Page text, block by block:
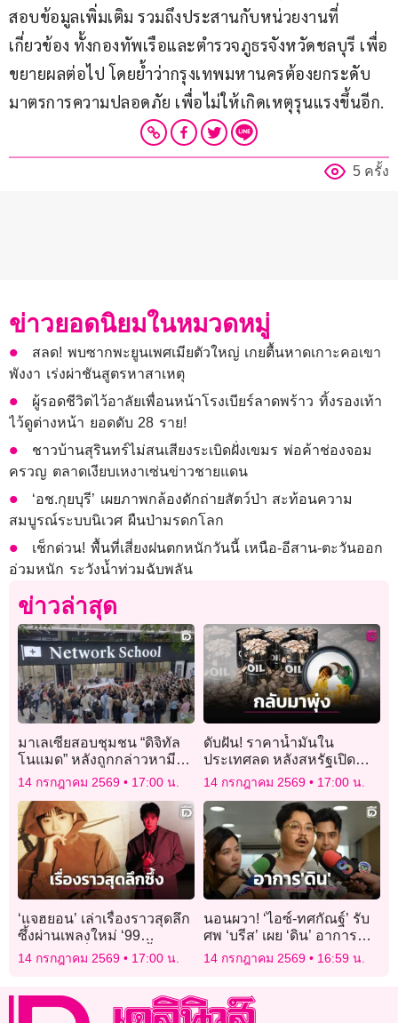
สอบข้อมูลเพิ่มเติม รวมถึงประสานกับหน่วยงานที่
เกี่ยวข้อง ทั้งกองทัพเรือและตำรวจภูธรจังหวัดชลบุรี เพื่อ
ขยายผลต่อไป โดยย้ำว่ากรุงเทพมหานครต้องยกระดับ
มาตรการความปลอดภัย เพื่อไม่ให้เกิดเหตุรุนแรงขึ้นอีก.
5 ครั้ง
ข่าวยอดนิยมในหมวดหมู่
สลด! พบซากพะยูนเพศเมียตัวใหญ่ เกยตื้นหาดเกาะคอเขา
พังงา เร่งผ่าชันสูตรหาสาเหตุ
ผู้รอดชีวิตไว้อาลัยเพื่อนหน้าโรงเบียร์ลาดพร้าว ทิ้งรองเท้า
ไว้ดูต่างหน้า ยอดดับ 28 ราย!
ชาวบ้านสุรินทร์ไม่สนเสียงระเบิดฝั่งเขมร พ่อค้าช่องจอม
ครวญ ตลาดเงียบเหงาเซ่นข่าวชายแดน
‘อช.กุยบุรี’ เผยภาพกล้องดักถ่ายสัตว์ป่า สะท้อนความ
สมบูรณ์ระบบนิเวศ ผืนป่ามรดกโลก
เช็กด่วน! พื้นที่เสี่ยงฝนตกหนักวันนี้ เหนือ-อีสาน-ตะวันออก
อ่วมหนัก ระวังน้ำท่วมฉับพลัน
ข่าวล่าสุด
มาเลเซียสอบชุมชน “ดิจิทัล
โนแมด” หลังถูกกล่าวหามี
ชาวอิสราเอลอาศัยอยู่
14 กรกฎาคม 2569 17:00 น.
ดับฝัน! ราคาน้ำมันใน
ประเทศลด หลังสหรัฐเปิด
ฉากโจมตีทำราคาตลาดโลก
กลับมาเด้งขึ้นอีกแล้ว
14 กรกฎาคม 2569 17:00 น.
‘แจฮยอน’ เล่าเรื่องราวสุดลึก
ซึ้งผ่านเพลงใหม่ ‘99
Degrees’ ที่ร่วมแต่งเนื้อร้อง-
ทำนองแบบตัวเอง
14 กรกฎาคม 2569 17:00 น.
นอนผวา! ‘ไอซ์-ทศกัณฐ์’ รับ
ศพ ‘บรีส’ เผย ‘ดิน’ อาการ
ทรงตัวต้องฟอกไต
14 กรกฎาคม 2569 16:59 น.